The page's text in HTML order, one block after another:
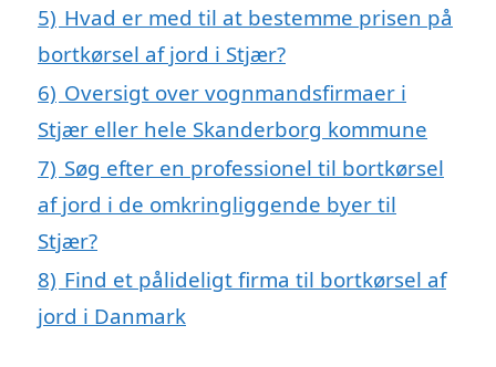
5) Hvad er med til at bestemme prisen på
bortkørsel af jord i Stjær?
6) Oversigt over vognmandsfirmaer i
Stjær eller hele Skanderborg kommune
7) Søg efter en professionel til bortkørsel
af jord i de omkringliggende byer til
Stjær?
8) Find et pålideligt firma til bortkørsel af
jord i Danmark